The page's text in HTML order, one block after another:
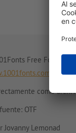
Free For
como
OTF
Jovanny Lemonad